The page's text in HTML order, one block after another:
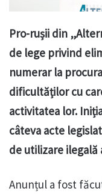
Pro-rușii din
de lege privind
numerar la
dificultăților cu
activitatea lor.
câteva acte
de utilizare
Anunțul a fost